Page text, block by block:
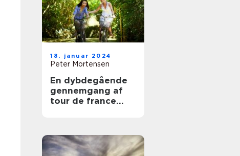
18. januar 2024
Peter Mortensen
En dybdegående
gennemgang af
tour de france